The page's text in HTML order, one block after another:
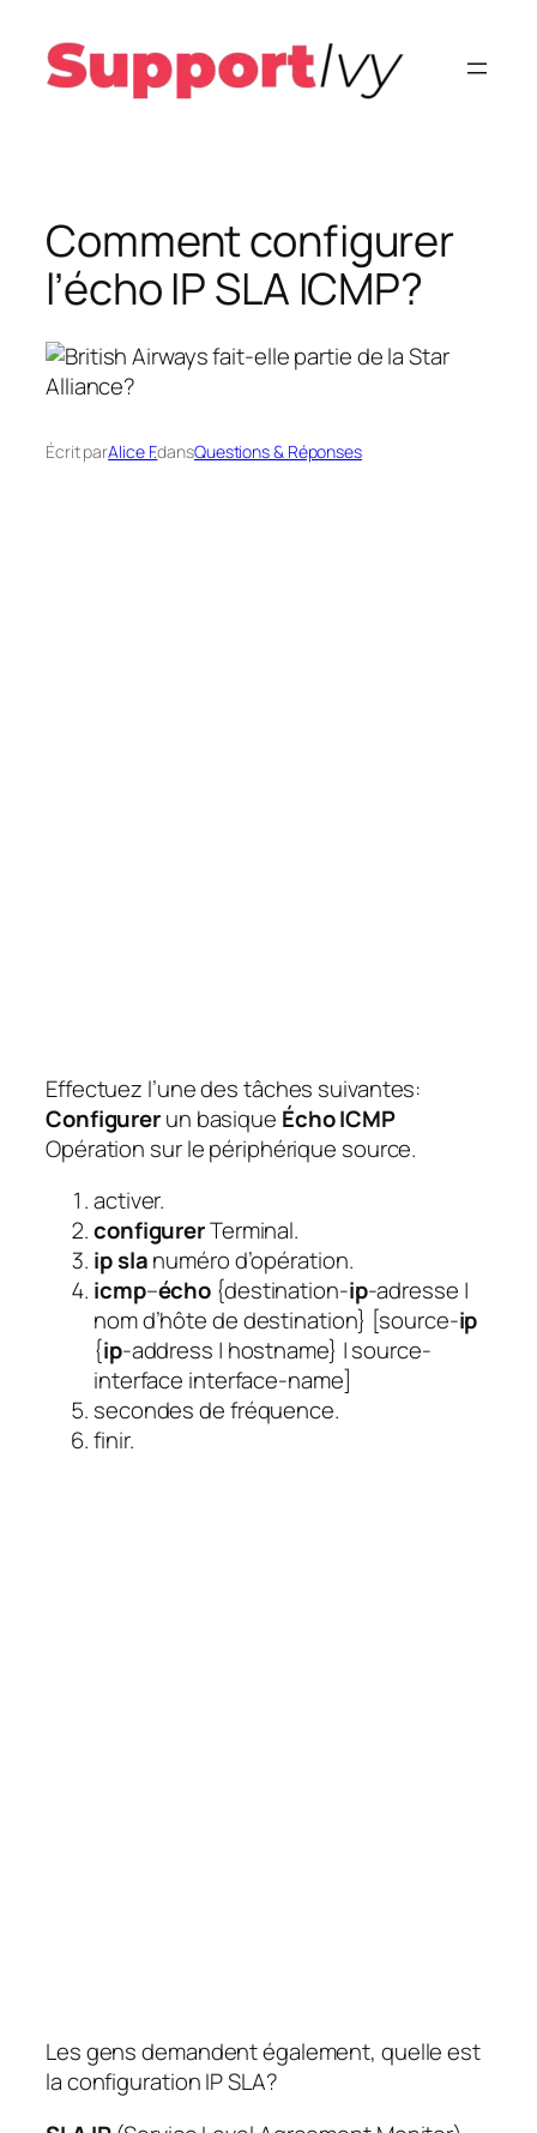
contenu
Comment configurer
l’écho IP SLA ICMP?
Écrit parAlice F.dansQuestions & Réponses
Effectuez l’une des tâches suivantes:
Configurerun basique Écho ICMP
Opération sur le périphérique source.
activer.
configurerTerminal.
ip slanuméro d’opération.
icmp–écho {destination-ip-adresse |
nom d’hôte de destination} [source-ip
{ip-address | hostname} | source-
interface interface-name]
secondes de fréquence.
finir.
Les gens demandent également, quelle est
la configuration IP SLA?